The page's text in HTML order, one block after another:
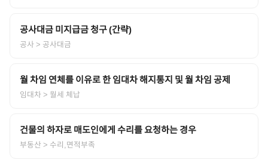
공사대금 미지급금 청구 (간략)
공사> 공사대금
월 차임 연체를 이유로 한 임대차 해지통지 및 월 차임 공제
임대차> 월세 체납
건물의 하자로 매도인에게 수리를 요청하는 경우
부동산 > 수리,면적부족